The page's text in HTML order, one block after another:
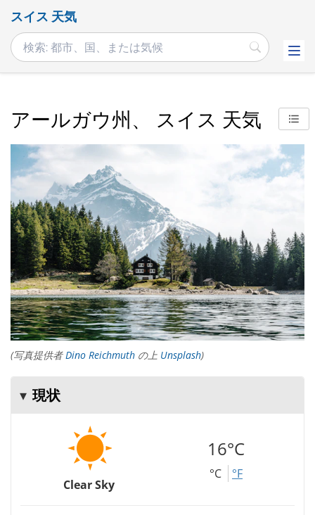
スイス 天気
アールガウ州、 スイス 天気
(写真提供者 Dino Reichmuth の上 Unsplash)
現状
Clear Sky
16°C
°C °F